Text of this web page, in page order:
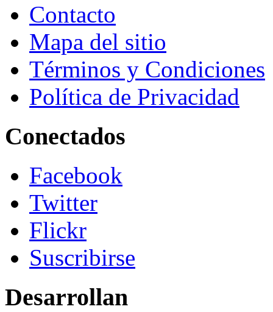
Contacto
Mapa del sitio
Términos y Condiciones
Política de Privacidad
Conectados
Facebook
Twitter
Flickr
Suscribirse
Desarrollan